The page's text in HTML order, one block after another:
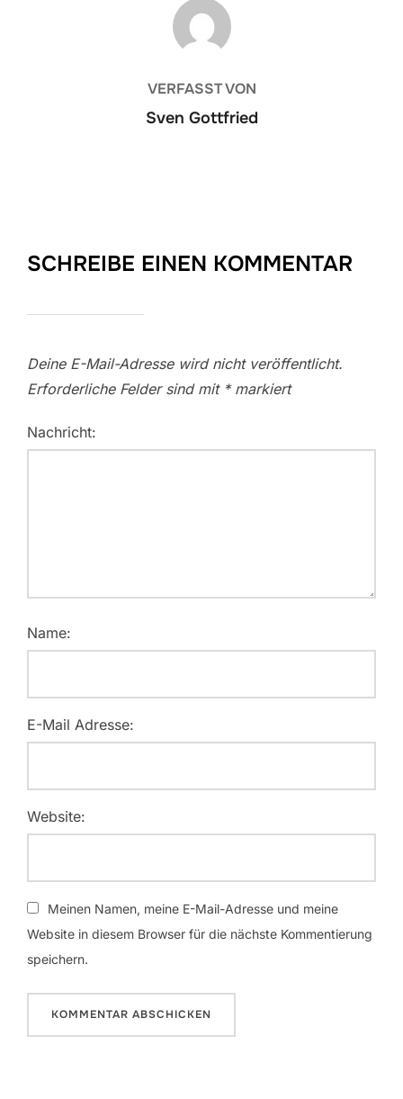
BEITRAGSAUTOR
VERFASST VON
Sven Gottfried
SCHREIBE EINEN KOMMENTAR
Deine E-Mail-Adresse wird nicht veröffentlicht.
Erforderliche Felder sind mit *markiert
Nachricht:
Name:
E-Mail Adresse:
Website:
Meinen Namen, meine E-Mail-Adresse und meine
Website in diesem Browser für die nächste Kommentierung
speichern.